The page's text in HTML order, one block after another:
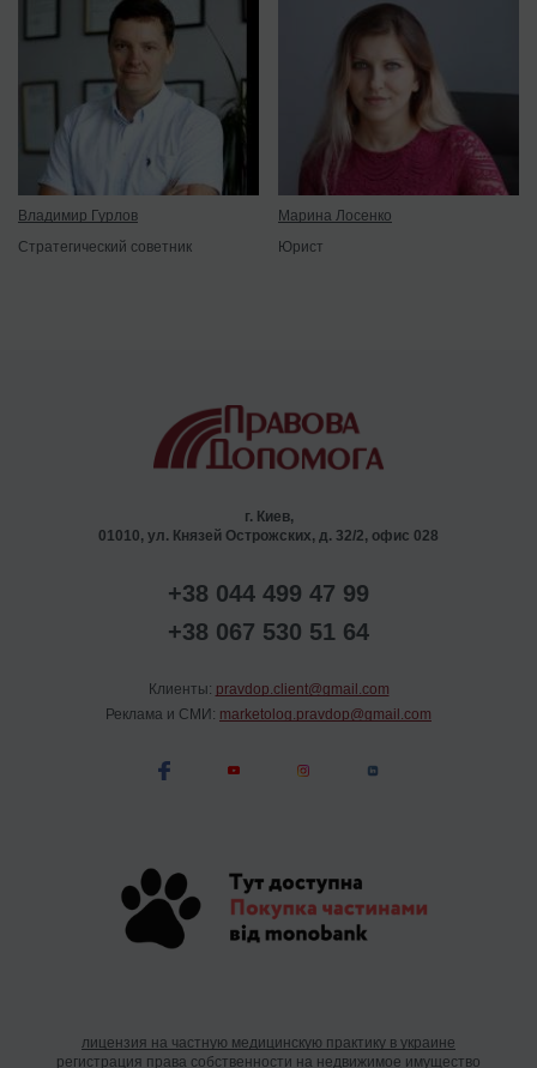
Владимир Гурлов
Стратегический советник
Марина Лосенко
Юрист
г. Киев,
01010, ул. Князей Острожских, д. 32/2, офис 028
+38 044 499 47 99
+38 067 530 51 64
Клиенты: pravdop.client@gmail.com
Реклама и СМИ: marketolog.pravdop@gmail.com
лицензия на частную медицинскую практику в украине
регистрация права собственности на недвижимое имущество